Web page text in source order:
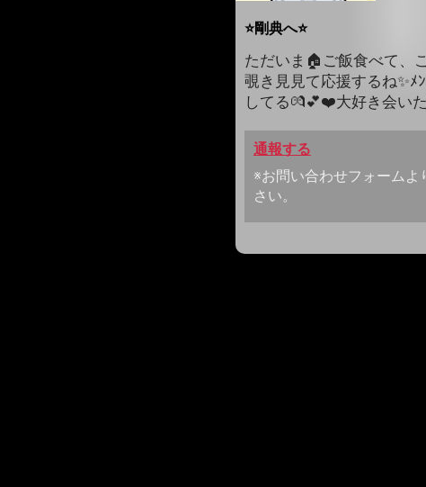
⭐剛典へ⭐
ただいま🏠️ご飯食べて、
覗き見見て応援するね✨
してる💏💕❤️大好き会い
通報する
※お問い合わせフォーム
さい。